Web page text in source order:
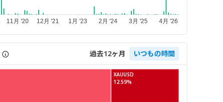
過去12ヶ月 いつもの時間
XAUUSD
12.59%